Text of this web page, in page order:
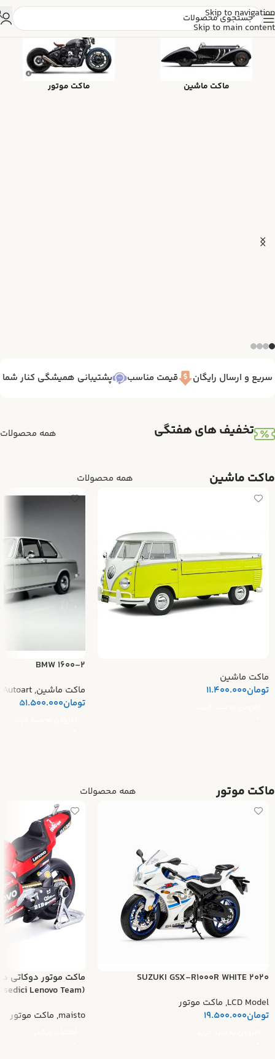
Skip to navigation
Skip to main content
ماکت ماشین ماکت موتور
پشتیبانی همیشگی کنار شما 7/24 قیمت مناسب و ارسال رایگان
تخفیف های هفتگی همه محصولات
ماکت ماشین همه محصولات
ماکت ماشین
تومان11.400.000
BMW 1600-2
ماکت ماشین,
Autoart
تومان51.500.000
ماکت موتور همه محصولات
SUZUKI GSX-R1000R WHITE 2020
LCD Model
, ماکت موتور
تومان19.500.000
ماکت موتور دوکاتی
(Ducati Desmosedici Lenovo Team)
maisto
, ماکت موتور